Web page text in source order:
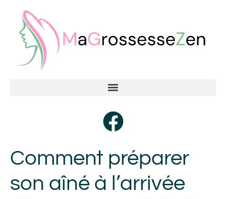
Comment préparer
son aîné à l’arrivée